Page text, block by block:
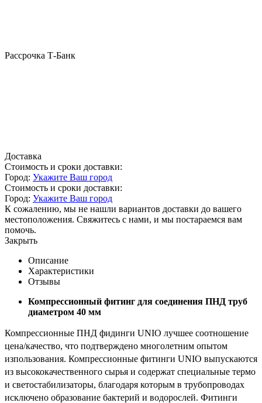
Рассрочка Т-Банк
Доставка
Стоимость и сроки доставки:
Город: Укажите Ваш город
Стоимость и сроки доставки:
Город: Укажите Ваш город
К сожалению, мы не нашли вариантов доставки до вашего
местоположения. Свяжитесь с нами, и мы постараемся вам
помочь.
Закрыть
Описание
Характеристики
Отзывы
Компрессионный фитинг для соединения ПНД труб
диаметром 40 мм
Компрессионные ПНД фидинги UNIO лучшее соотношение
цена/качество, что подтверждено многолетним опытом
изпользования. Компрессионные фитинги UNIO выпускаются
из высококачественного сырья и содержат специальные термо
и светостабилизаторы, благодаря которым в трубопроводах
исключено образование бактерий и водорослей. Фитинги